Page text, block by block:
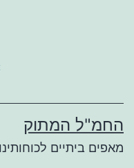
החמ"ל המתוק
מאפים ביתיים